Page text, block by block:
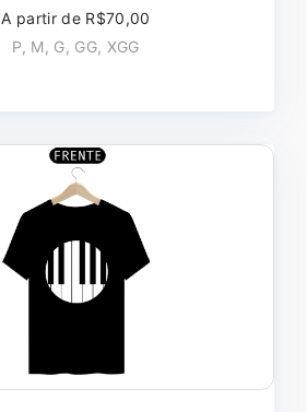
A partir de R$70,00
P, M, G, GG, XGG